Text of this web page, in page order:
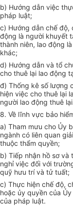
b) Hướng dẫn việc
pháp luật;
c) Hướng dẫn chế độ,
động là người khuyết
thành niên, lao động
khác;
d) Hướng dẫn và tổ
cho thuê lại lao động
đ) Thống kê số lượng
hiện việc cho thuê lại
người lao động thuê
8. Về lĩnh vực bảo
a) Tham mưu cho Ủy
ngành có liên quan
thuộc thẩm quyền;
b) Tiếp nhận hồ sơ
nghỉ việc đối với
quỹ hưu trí và tử tuất;
c) Thực hiện chế độ,
hoặc ủy quyền của
của pháp luật.